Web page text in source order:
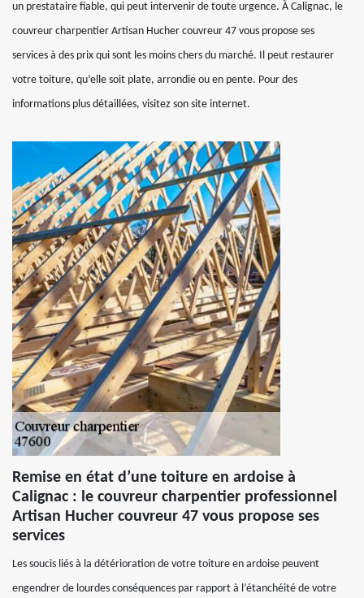
un prestataire fiable, qui peut intervenir de toute urgence. À Calignac, le
couvreur charpentier Artisan Hucher couvreur 47 vous propose ses
services à des prix qui sont les moins chers du marché. Il peut restaurer
votre toiture, qu’elle soit plate, arrondie ou en pente. Pour des
informations plus détaillées, visitez son site internet.
Remise en état d’une toiture en ardoise à
Calignac : le couvreur charpentier professionnel
Artisan Hucher couvreur 47 vous propose ses
services
Les soucis liés à la détérioration de votre toiture en ardoise peuvent
engendrer de lourdes conséquences par rapport à l’étanchéité de votre